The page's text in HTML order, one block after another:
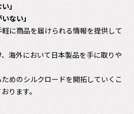
」
ない」
に商品を届けられる情報を提供して
海外において日本製品を手に取りや
めのシルクロードを開拓していくこ
ります。